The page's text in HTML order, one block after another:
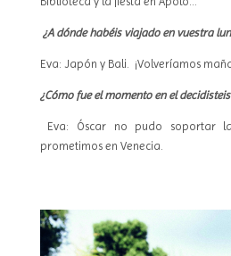
¿A dónde habéis viajado en vuestra
Eva: Japón y Bali. ¡Volveríamos
¿Cómo fue el momento en el
Eva: Óscar no pudo soportar
prometimos en Venecia.